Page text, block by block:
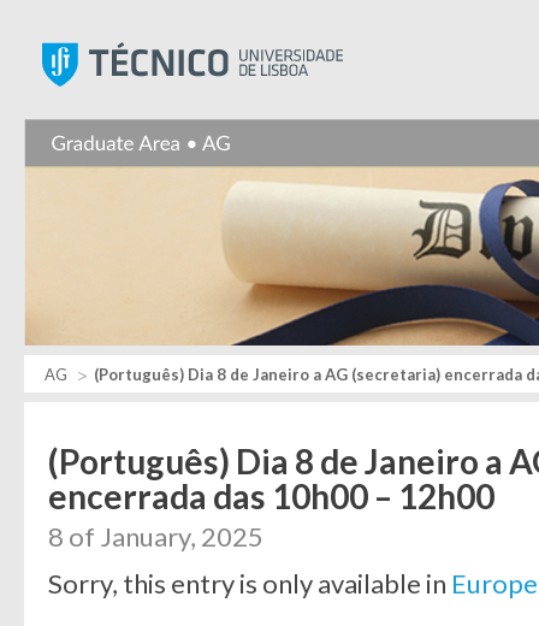
AG (Português) Dia 8 de Janeiro a AG (secretaria) encerrada
(Português) Dia 8 de Janeiro a
encerrada das 10h00 – 12h00
8 of January, 2025
Sorry, this entry is only available in